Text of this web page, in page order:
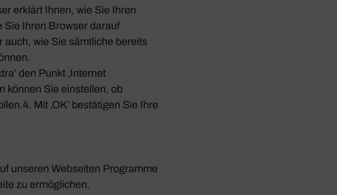
erklärt Ihnen, wie Sie Ihren
Sie Ihren Browser darauf
auch, wie Sie sämt­liche bereits
den Punkt ‚Internet
können Sie einstellen, ob
Mit ‚OK’ bestä­tigen Sie Ihre
unseren Webseiten Programme
zu ermög­li­chen.